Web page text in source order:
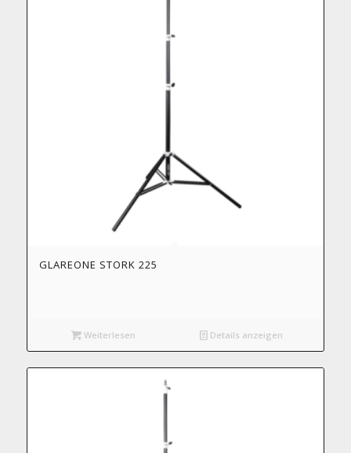
GLAREONE STORK 225
Weiterlesen Details anzeigen